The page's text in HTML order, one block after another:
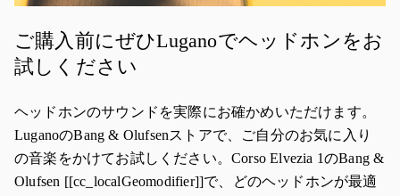
ご購入前にぜひLuganoでヘッドホンをお
試しください
ヘッドホンのサウンドを実際にお確かめいただけます。
LuganoのBang & Olufsenストアで、ご自分のお気に入り
の音楽をかけてお試しください。Corso Elvezia 1のBang &
Olufsen [[cc_localGeomodifier]]で、どのヘッドホンが最適